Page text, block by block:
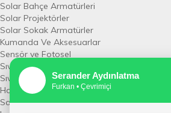
Solar Bahçe Armatürleri
Solar Projektörler
Solar Sokak Armatürler
Kumanda Ve Aksesuarlar
Sensör ve Fotosel
Sıva Altı Sensör
Sıva Üstü Sensör
Horoz
Sarkıt Aydınlatma Armatüleri
Serander Aydınlatma
Furkan • Çevrimiçi